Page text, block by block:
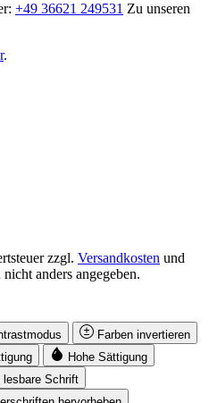
+49 36621 249531 Zu unseren
.
zzgl. Versandkosten und
anders angegeben.
Farben invertieren
Hohe Sättigung
lesbare Schrift